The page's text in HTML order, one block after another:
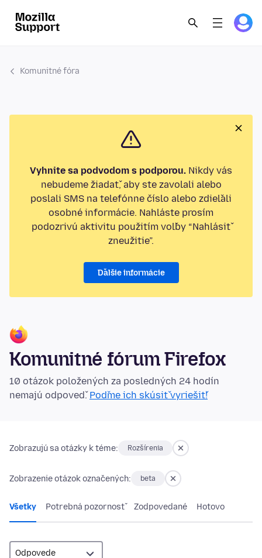
Komunitné fóra
Vyhnite sa podvodom s podporou. Nikdy vás
nebudeme žiadať, aby ste zavolali alebo
poslali SMS na telefónne číslo alebo zdieľali
osobné informácie. Nahláste prosím
podozrivú aktivitu použitím voľby “Nahlásiť
zneužitie”.
Ďalšie informácie
Komunitné fórum Firefox
10 otázok položených za posledných 24 hodín
nemajú odpoveď.Poďme ich skúsiť vyriešiť!
Zobrazujú sa otázky k téme: Rozšírenia
Zobrazenie otázok označených: beta
Všetky Potrebná pozornosť Zodpovedané Hotovo